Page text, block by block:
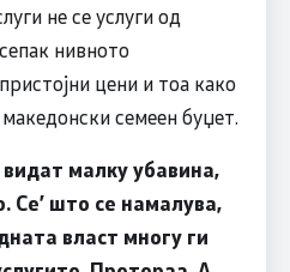
не се услуги од
нивното
цени и тоа како
семеен буџет.
малку убавина,
Се’ што се намалува,
власт многу ги